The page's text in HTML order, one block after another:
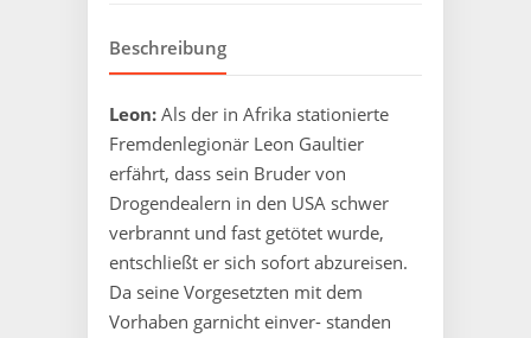
Beschreibung
Leon: Als der in Afrika stationierte
Fremdenlegionär Leon Gaultier
erfährt, dass sein Bruder von
Drogendealern in den USA schwer
verbrannt und fast getötet wurde,
entschließt er sich sofort abzureisen.
Da seine Vorgesetzten mit dem
Vorhaben garnicht einver- standen